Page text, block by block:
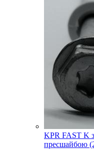
KPR FAST K
пресшайбою